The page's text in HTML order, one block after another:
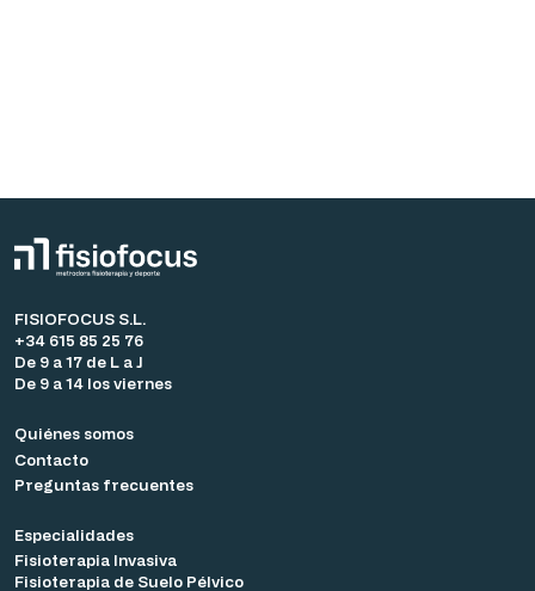
FISIOFOCUS S.L.
+34 615 85 25 76
De 9 a 17 de L a J
De 9 a 14 los viernes
Quiénes somos
Contacto
Preguntas frecuentes
Especialidades
Fisioterapia Invasiva
Fisioterapia de Suelo Pélvico